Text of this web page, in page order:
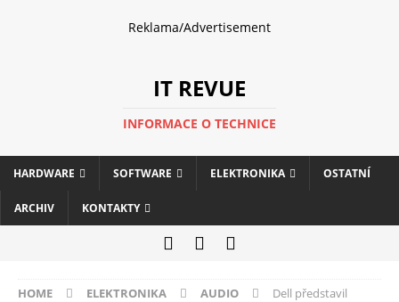
Reklama/Advertisement
IT REVUE
INFORMACE O TECHNICE
HARDWARE SOFTWARE ELEKTRONIKA OSTATNÍ
ARCHIV KONTAKTY
HOME ELEKTRONIKA AUDIO
Dell představil